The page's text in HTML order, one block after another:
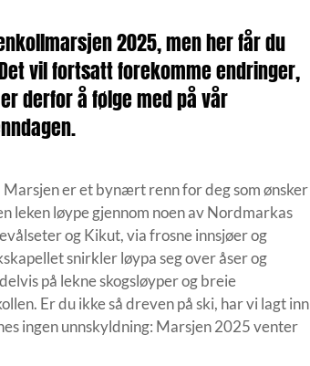
2025, men her får du
vil fortsatt forekomme endringer,
derfor å følge med på vår
er et bynært renn for deg som ønsker
leken løype gjennom noen av Nordmarkas
og Kikut, via frosne innsjøer og
snirkler løypa seg over åser og
på lekne skogsløyper og breie
Er du ikke så dreven på ski, har vi lagt inn
ingen unnskyldning: Marsjen 2025 venter